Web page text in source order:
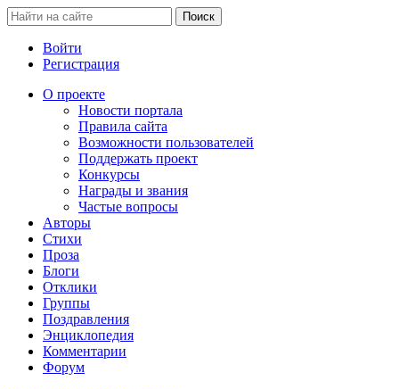
Войти
Регистрация
О проекте
Новости портала
Правила сайта
Возможности пользователей
Поддержать проект
Конкурсы
Награды и звания
Частые вопросы
Авторы
Стихи
Проза
Блоги
Отклики
Группы
Поздравления
Энциклопедия
Комментарии
Форум